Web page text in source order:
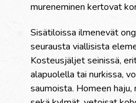
mureneminen kertovat
Sisätiloissa ilmenevät
seurausta viallisista
Kosteusjäljet seinissä,
alapuolella tai nurkissa,
saumoista. Homeen